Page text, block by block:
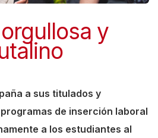
y
a sus titulados y
de inserción laboral
a los estudiantes al